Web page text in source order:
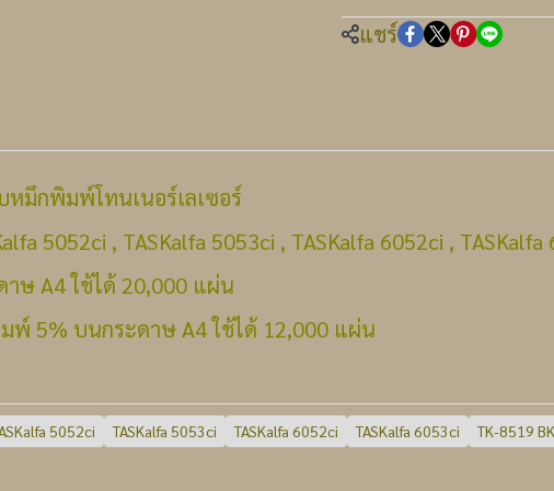
แชร์
หมึกพิมพ์โทนเนอร์เลเซอร์
5052ci , TASKalfa 5053ci , TASKalfa 6052ci , TASKalfa
ษ A4 ใช้ได้ 20,000 แผ่น
5% บนกระดาษ A4 ใช้ได้ 12,000 แผ่น
5052ci TASKalfa 5053ci TASKalfa 6052ci TASKalfa 6053ci TK-8519